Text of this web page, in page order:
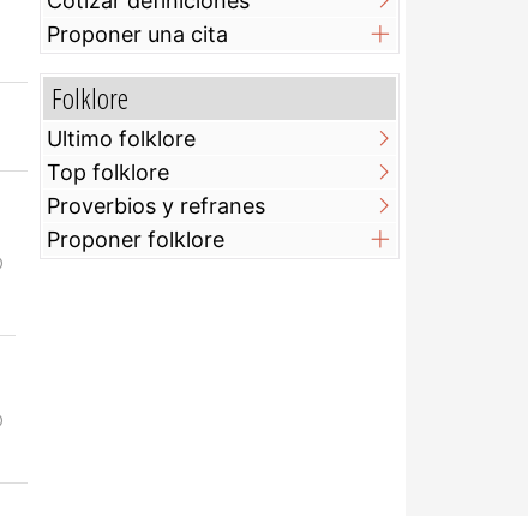
Proponer una cita
Folklore
Ultimo folklore
Top folklore
Proverbios y refranes
Proponer folklore